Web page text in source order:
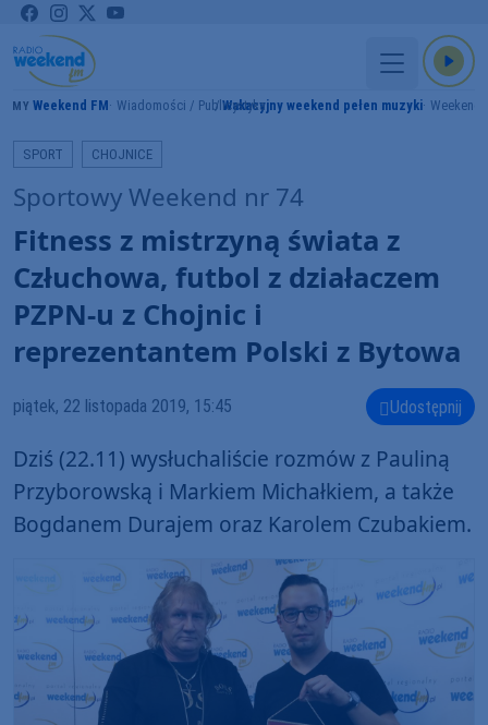
Weekend FM Wiadomości / PublicystykaWakacyjny weekend pełen muzyki Weekend
SPORT CHOJNICE
Sportowy Weekend nr 74
Fitness z mistrzyną świata z
Człuchowa, futbol z działaczem
PZPN-u z Chojnic i
reprezentantem Polski z Bytowa
piątek, 22 listopada 2019, 15:45 Udostępnij
Dziś (22.11) wysłuchaliście rozmów z Pauliną
Przyborowską i Markiem Michałkiem, a także
Bogdanem Durajem oraz Karolem Czubakiem.